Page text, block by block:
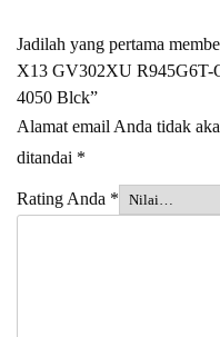
Jadilah yang pertama
X13 GV302XU R945G6T-
4050 Blck”
Alamat email Anda tidak
ditandai *
Rating Anda *